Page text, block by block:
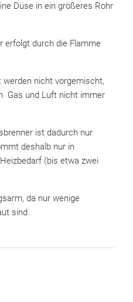
Düse in ein größeres Rohr
erfolgt durch die Flamme
werden nicht vorgemischt,
Gas und Luft nicht immer
ist dadurch nur
deshalb nur in
(bis etwa zwei
da nur wenige
sind.